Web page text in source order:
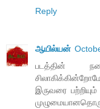
Reply
ஆயில்யன்
படத்தின்
இருவரை